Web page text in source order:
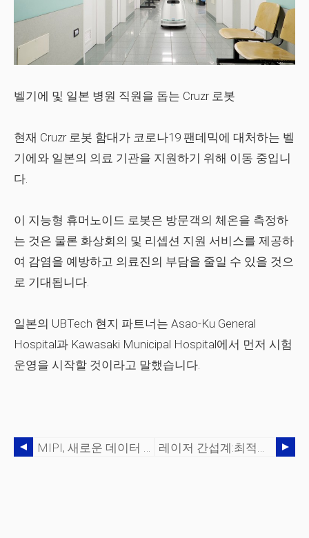
벨기에 및 일본 병원 직원을 돕는 Cruzr 로봇
현재 Cruzr 로봇 함대가 코로나19 팬데믹에 대처하는 벨
기에와 일본의 의료 기관을 지원하기 위해 이동 중입니
다.
이 지능형 휴머노이드 로봇은 방문객의 체온을 측정하
는 것은 물론 화상회의 및 리셉션 지원 서비스를 제공하
여 감염을 예방하고 의료진의 부담을 줄일 수 있을 것으
로 기대됩니다.
일본의 UBTech 현지 파트너는 Asao-Ku General
Hospital과 Kawasaki Municipal Hospital에서 먼저 시험
운영을 시작할 것이라고 말했습니다.
MIPI, 새로운 데이터 통신 표준 도입 레이저 간섭계:최적화된 자동화 제조를 위한 기술